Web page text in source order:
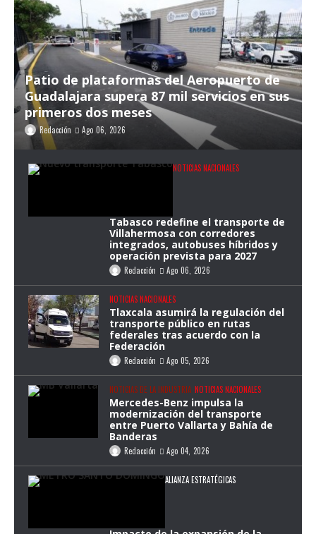
Patio de plataformas del Aeropuerto de
Guadalajara supera 87 mil servicios en sus
primeros dos meses
Redacción Ago 06, 2026
NOTICIAS NACIONALES
Tabasco redefine el transporte de
Villahermosa con corredores
integrados, autobuses híbridos y
operación prevista para 2027
Redacción Ago 06, 2026
NOTICIAS NACIONALES
Tlaxcala asumirá la regulación del
transporte público en rutas
federales tras acuerdo con la
Federación
Redacción Ago 05, 2026
NOTICIAS DE LA INDUSTRIA NOTICIAS NACIONALES
Mercedes-Benz impulsa la
modernización del transporte
entre Puerto Vallarta y Bahía de
Banderas
Redacción Ago 04, 2026
ALIANZA ESTRATÉGICAS